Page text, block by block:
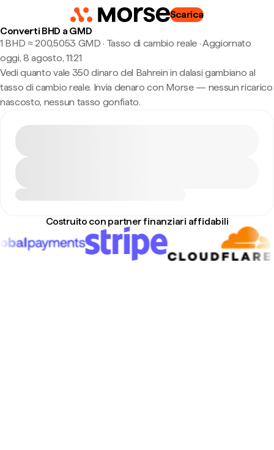
Scarica
Converti BHD a GMD
1 BHD ≈ 200,5053 GMD · Tasso di cambio reale·Aggiornato
oggi, 8 agosto, 11:21
Vedi quanto vale 350 dinaro del Bahrein in dalasi gambiano al
tasso di cambio reale. Invia denaro con Morse — nessun ricarico
nascosto, nessun tasso gonfiato.
Costruito con partner finanziari affidabili